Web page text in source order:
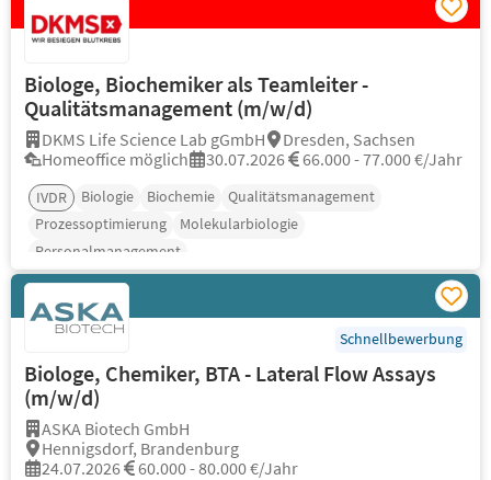
Biologe, Biochemiker als Teamleiter -
Qualitätsmanagement (m/w/d)
DKMS Life Science Lab gGmbH
Dresden, Sachsen
Homeoffice möglich
30.07.2026 66.000 - 77.000 €/Jahr
IVDR Biologie Biochemie
Qualitätsmanagement
Prozessoptimierung
Molekularbiologie
Personalmanagement
Schnellbewerbung
Biologe, Chemiker, BTA - Lateral Flow Assays
(m/w/d)
ASKA Biotech GmbH
Hennigsdorf, Brandenburg
24.07.2026
60.000 - 80.000 €/Jahr